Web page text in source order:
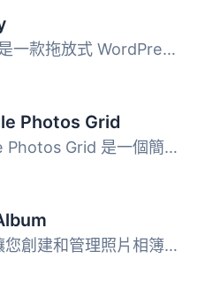
WoowGallery 是一款拖放式 WordPress 圖片藝廊外掛，操作簡單...
Photos Grid
Simple Google Photos Grid 是一個簡單且不附帶花哨功能的 Wo...
這個外掛可以讓您創建和管理照片相簿，就像管理文章一樣。 您...